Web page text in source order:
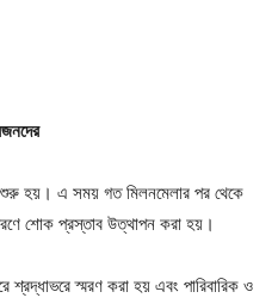
শুরু হয়। এ সময় গত মিলনমেলার পর থেকে
শোক প্রস্তাব উত্থাপন করা হয়।
শ্রদ্ধাভরে স্মরণ করা হয় এবং পারিবারিক ও